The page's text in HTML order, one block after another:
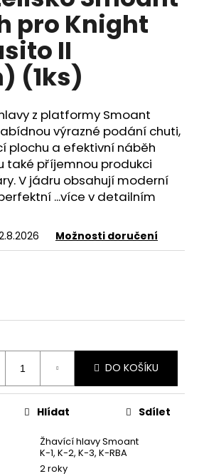
pro Knight
II
(1ks)
z platformy Smoant
výrazné podání chuti,
plochu a efektivní náběh
také příjemnou produkci
V jádru obsahují moderní
...více v detailním
Možnosti doručení
DO KOŠÍKU
Žhavící hlavy Smoant
K-1, K-2, K-3, K-RBA
2 roky
Hlídat Sdílet
HLEDAT